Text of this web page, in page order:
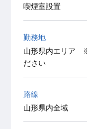
喫煙室設置
勤務地
山形県内エリア
ださい
路線
山形県内全域